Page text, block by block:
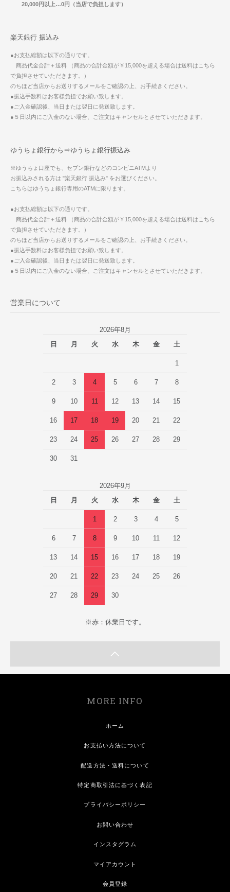
20,000円以上…0円（当店で負担します）
楽天銀行 振込み
●お支払総額は以下の通りです。
商品代金合計＋送料 （商品の合計金額が￥15,000を超える場合は送料はこちら
で負担させていただきます。）
のちほど当店からお送りするメールをご確認の上、お手続きください。
●振込手数料はお客様負担でお願い致します。
●ご入金確認後、当日または翌日に発送致します。
●５日以内にご入金のない場合、ご注文はキャンセルとさせていただきます。
ゆうちょ銀行から⇒ゆうちょ銀行振込み
※ゆうちょ口座でも、セブン銀行などのコンビニATMより
お振込みされる方は "楽天銀行 振込み" をお選びください。
こちらはゆうちょ銀行専用のATMに限ります。
●お支払総額は以下の通りです。
商品代金合計＋送料 （商品の合計金額が￥15,000を超える場合は送料はこちら
で負担させていただきます。）
のちほど当店からお送りするメールをご確認の上、お手続きください。
●振込手数料はお客様負担でお願い致します。
●ご入金確認後、当日または翌日に発送致します。
●５日以内にご入金のない場合、ご注文はキャンセルとさせていただきます。
営業日について
2026年8月
日
月 火 水 木 金 土
1
2 3 4 5 6 7 8
9 10 11 12 13 14 15
16 17 18 19 20 21 22
23 24 25 26 27 28 29
30 31
2026年9月
日
月 火 水 木 金 土
1 2 3 4 5
6 7 8 9 10 11 12
13 14 15 16 17 18 19
20 21 22 23 24 25 26
27 28 29 30
※赤：休業日です。
MORE INFO
ホーム
お支払い方法について
配送方法・送料について
特定商取引法に基づく表記
プライバシーポリシー
お問い合わせ
インスタグラム
マイアカウント
会員登録